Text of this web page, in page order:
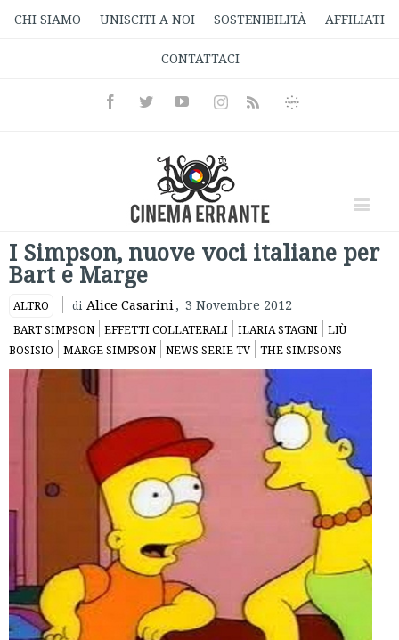
CHI SIAMO UNISCITI A NOI SOSTENIBILITÀ AFFILIATI
CONTATTACI
FacebookTwitterYoutubeInstagramRss
Informativa
I Simpson, nuove voci italiane per
Bart e Marge
ALTRO di Alice Casarini, 3 Novembre 2012
BART SIMPSON EFFETTI COLLATERALI ILARIA STAGNI
LIÙ
BOSISIO
MARGE SIMPSON NEWS SERIE TV THE SIMPSONS